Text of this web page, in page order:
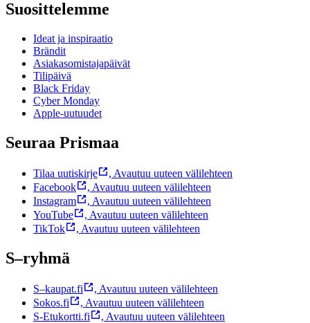
Suosittelemme
Ideat ja inspiraatio
Brändit
Asiakasomistajapäivät
Tilipäivä
Black Friday
Cyber Monday
Apple-uutuudet
Seuraa Prismaa
Tilaa uutiskirje , Avautuu uuteen välilehteen
Facebook
, Avautuu uuteen välilehteen
Instagram
, Avautuu uuteen välilehteen
YouTube
, Avautuu uuteen välilehteen
TikTok
, Avautuu uuteen välilehteen
S–ryhmä
S–kaupat.fi , Avautuu uuteen välilehteen
Sokos.fi
, Avautuu uuteen välilehteen
S-Etukortti.fi
, Avautuu uuteen välilehteen